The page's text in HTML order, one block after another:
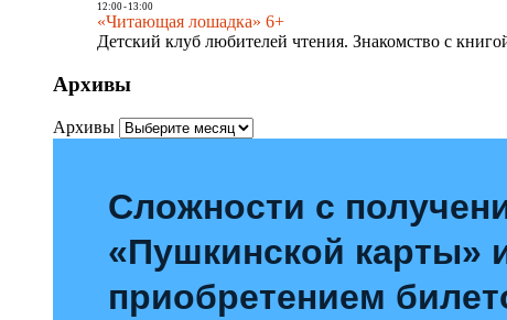
12:00- 13:00
«Читающая лошадка» 6+
Детский клуб любителей чтения. Знакомство с
Архивы
Архивы
Сложности с
«Пушкинской карты»
приобретением